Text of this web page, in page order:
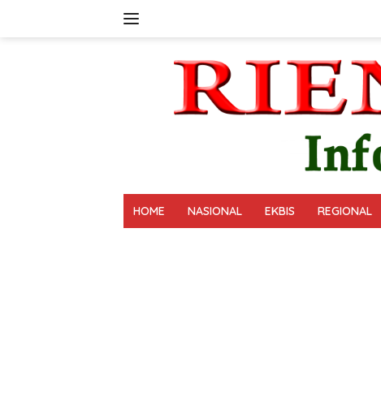
HOME NASIONAL EKBIS REGIONAL